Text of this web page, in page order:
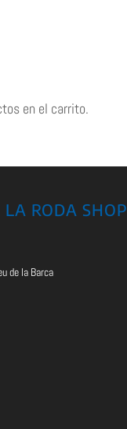
en el carrito.
RODA SHOP
de la Barca